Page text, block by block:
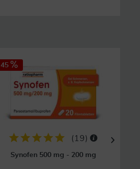
45
( 19)
Synofen 500 mg - 200 mg